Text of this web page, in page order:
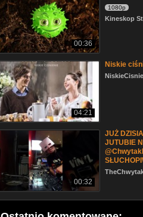
00:36
1080p
Kineskop
04:21
Niskie
00:32
JUŻ
JUTUBIE